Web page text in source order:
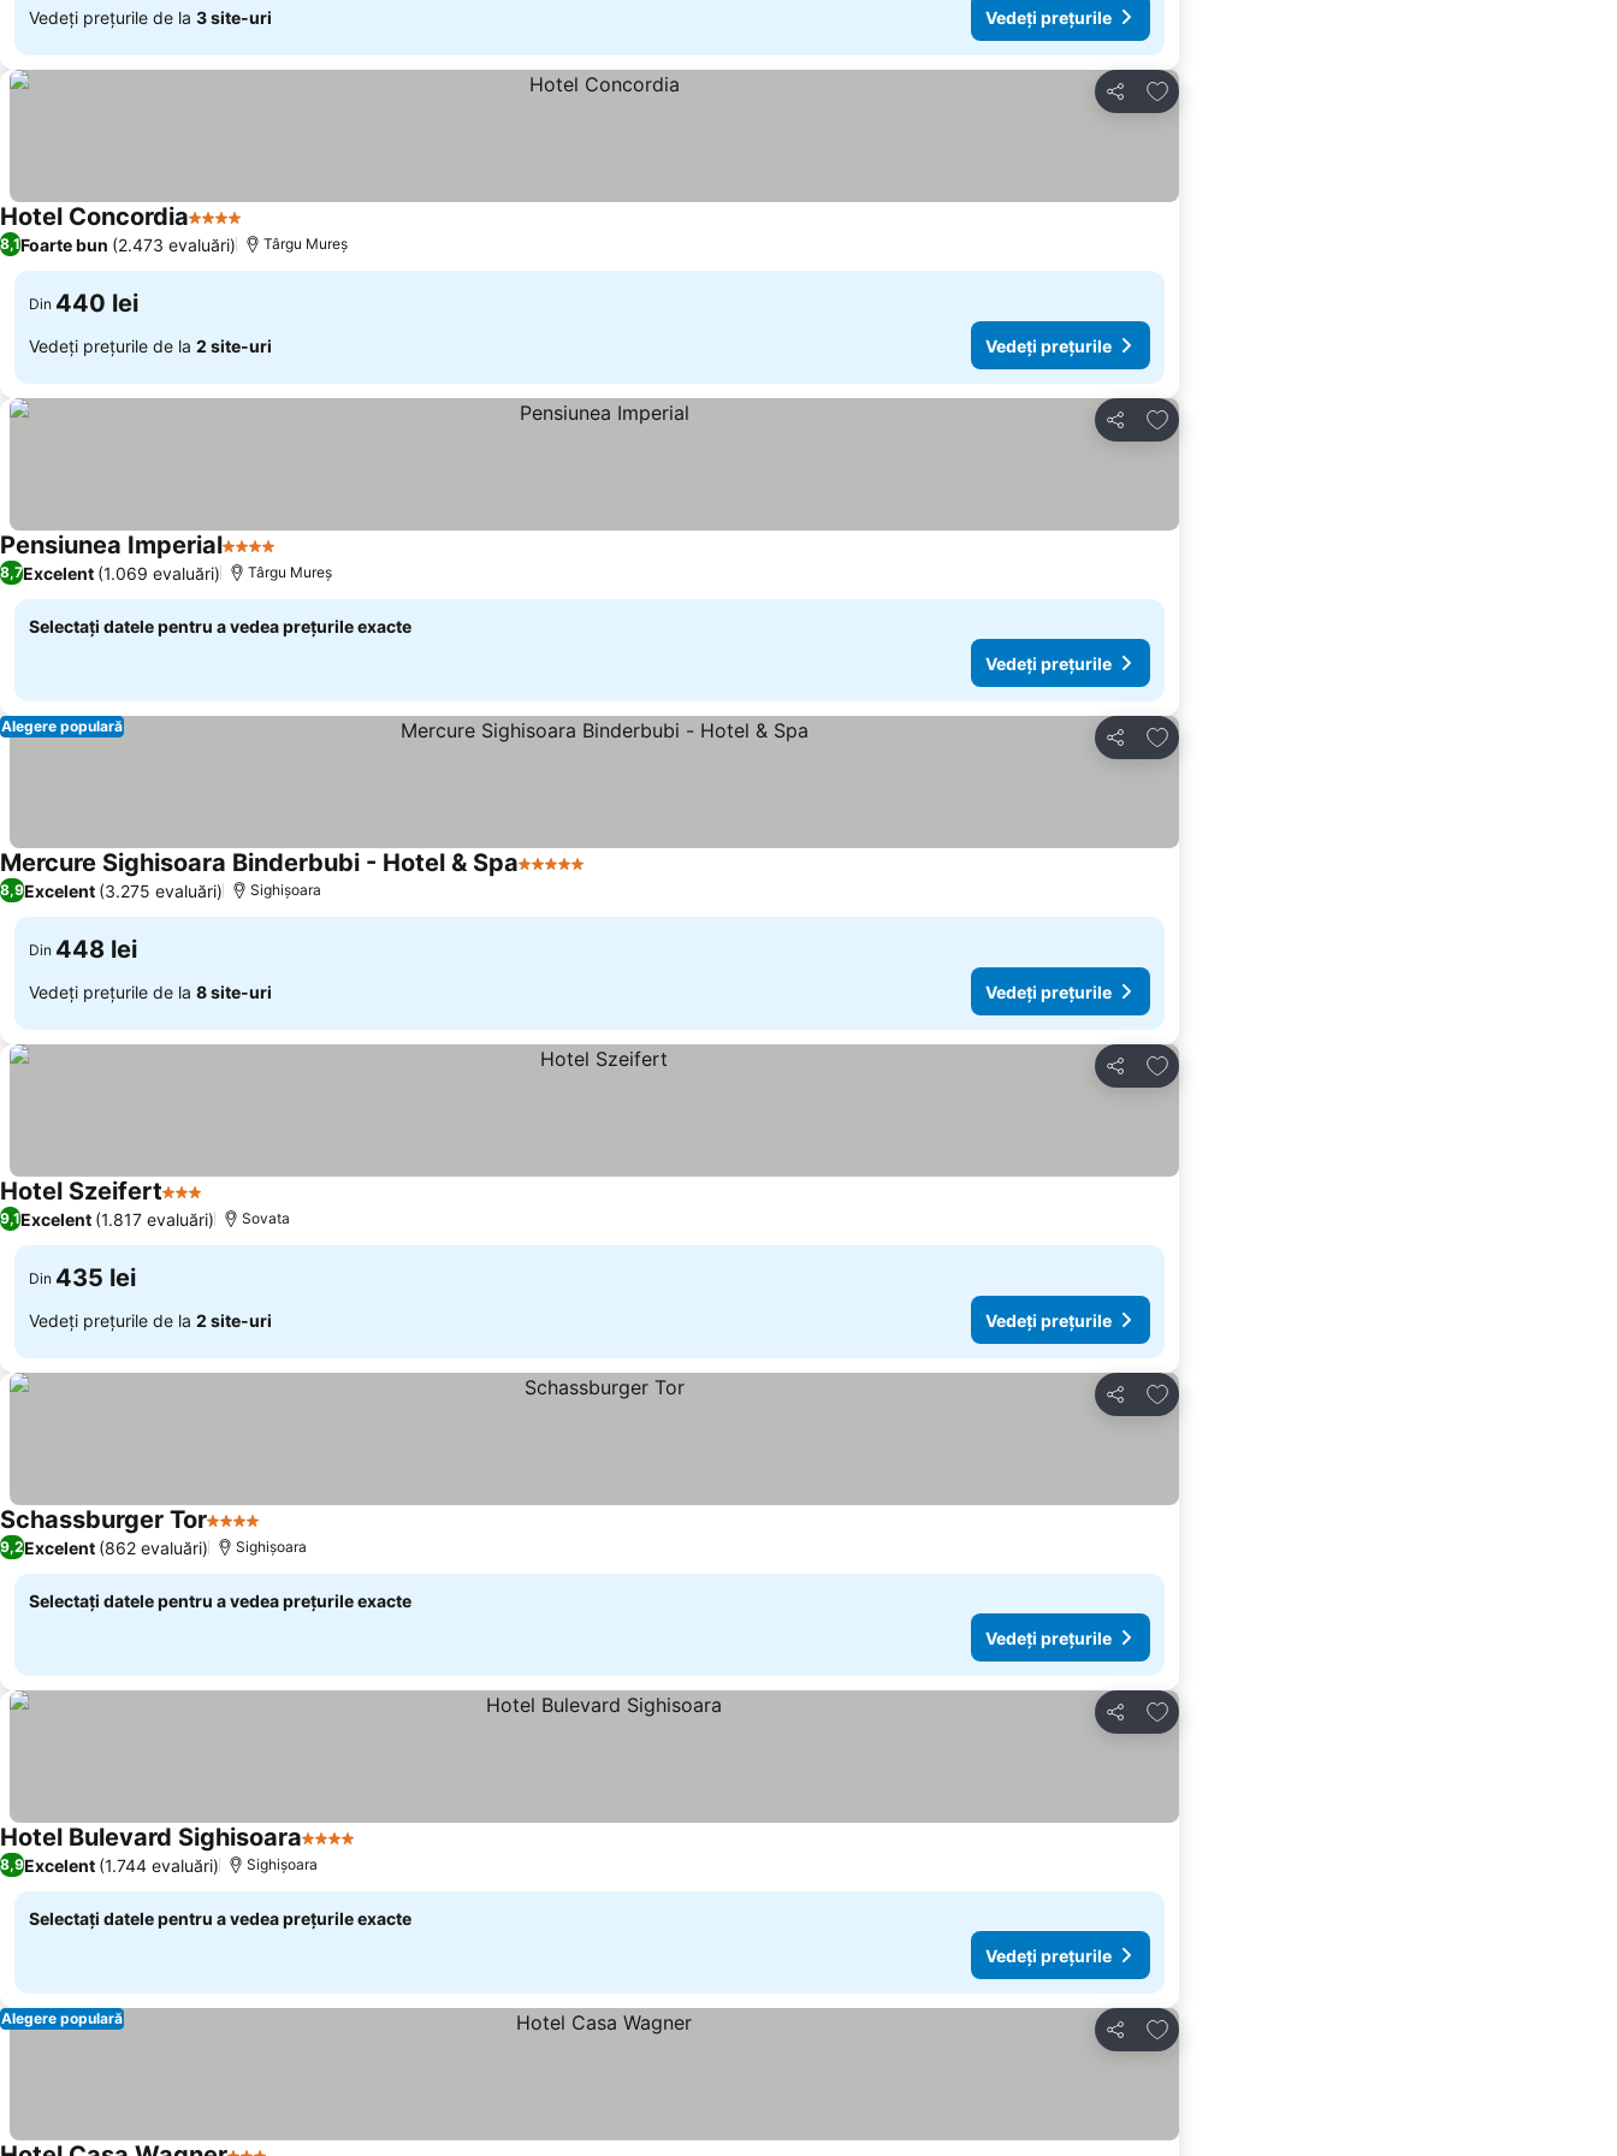
Vedeți prețurile de la 3 site-uri Vedeți prețurile
Distribuiți
Adăugaţi la favorite
Hotel Concordia4 Stele
8,1Foarte bun (2.473 evaluări) Târgu Mureș
Din 440 lei
Vedeți prețurile de la 2 site-uri Vedeți prețurile
Distribuiți
Adăugaţi la favorite
Pensiunea Imperial4 Stele
8,7Excelent (1.069 evaluări) Târgu Mureș
Selectați datele pentru a vedea prețurile exacte
Vedeți prețurile
Distribuiți
Adăugaţi la favorite
Alegere populară
Mercure Sighisoara Binderbubi - Hotel & Spa5 Stele
8,9Excelent (3.275 evaluări) Sighișoara
Din 448 lei
Vedeți prețurile de la 8 site-uri Vedeți prețurile
Distribuiți
Adăugaţi la favorite
Hotel Szeifert3 Stele
9,1Excelent (1.817 evaluări) Sovata
Din 435 lei
Vedeți prețurile de la 2 site-uri Vedeți prețurile
Distribuiți
Adăugaţi la favorite
Schassburger Tor4 Stele
9,2Excelent (862 evaluări) Sighișoara
Selectați datele pentru a vedea prețurile exacte
Vedeți prețurile
Distribuiți
Adăugaţi la favorite
Hotel Bulevard Sighisoara4 Stele
8,9Excelent (1.744 evaluări) Sighișoara
Selectați datele pentru a vedea prețurile exacte
Vedeți prețurile
Distribuiți
Adăugaţi la favorite
Alegere populară